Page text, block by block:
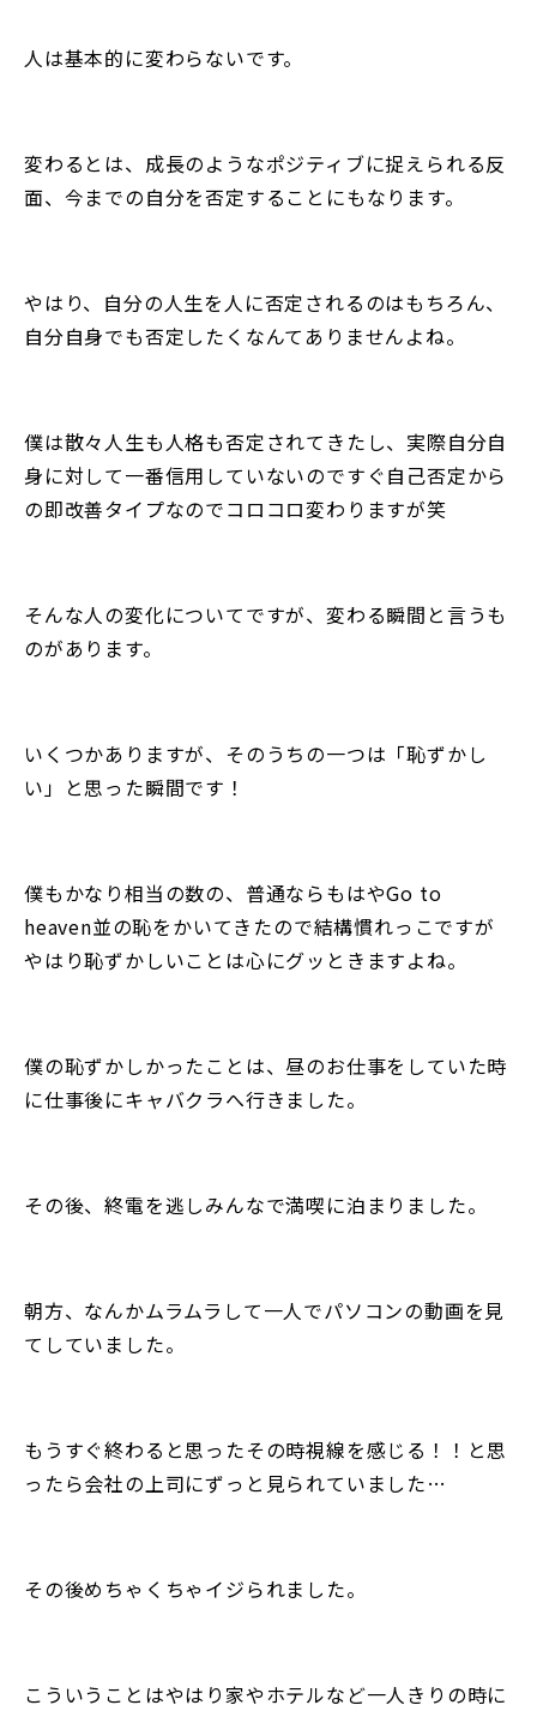
人は基本的に変わらないです。
変わるとは、成長のようなポジティブに捉えられる反
面、今までの自分を否定することにもなります。
やはり、自分の人生を人に否定されるのはもちろん、
自分自身でも否定したくなんてありませんよね。
僕は散々人生も人格も否定されてきたし、実際自分自
身に対して一番信用していないのですぐ自己否定から
の即改善タイプなのでコロコロ変わりますが笑
そんな人の変化についてですが、変わる瞬間と言うも
のがあります。
いくつかありますが、そのうちの一つは「恥ずかし
い」と思った瞬間です！
僕もかなり相当の数の、普通ならもはやGo to
heaven並の恥をかいてきたので結構慣れっこですが
やはり恥ずかしいことは心にグッときますよね。
僕の恥ずかしかったことは、昼のお仕事をしていた時
に仕事後にキャバクラへ行きました。
その後、終電を逃しみんなで満喫に泊まりました。
朝方、なんかムラムラして一人でパソコンの動画を見
てしていました。
もうすぐ終わると思ったその時視線を感じる！！と思
ったら会社の上司にずっと見られていました…
その後めちゃくちゃイジられました。
こういうことはやはり家やホテルなど一人きりの時に